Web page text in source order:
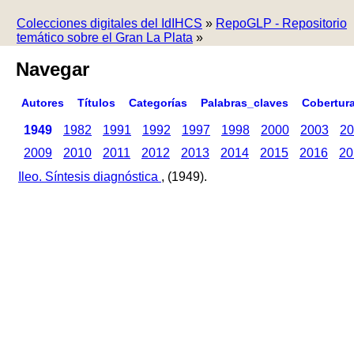
Colecciones digitales del IdIHCS » RepoGLP - Repositorio
temático sobre el Gran La Plata »
Navegar
Autores Títulos Categorías Palabras_claves
1949 1982 1991 1992 1997 1998 2000 2003
2009
2010 2011 2012 2013 2014 2015 2016
Ileo. Síntesis diagnóstica , (1949).